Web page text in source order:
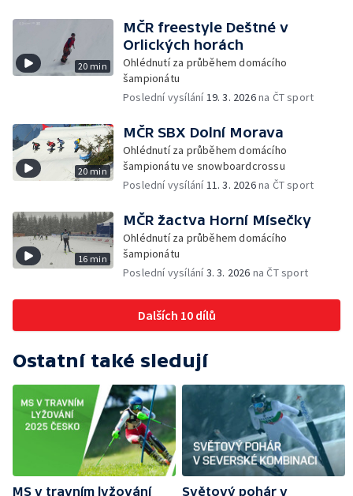
20 min
MČR freestyle Deštné v
Orlických horách
Ohlédnutí za průběhem domácího
šampionátu
Poslední vysílání19. 3. 2026na ČT sport
20 min
MČR SBX Dolní Morava
Ohlédnutí za průběhem domácího
šampionátu ve snowboardcrossu
Poslední vysílání11. 3. 2026na ČT sport
16 min
MČR žactva Horní Mísečky
Ohlédnutí za průběhem domácího
šampionátu
Poslední vysílání3. 3. 2026 na ČT sport
Dalších 10 dílů
Ostatní také sledují
MS v travním lyžování
Světový pohár v